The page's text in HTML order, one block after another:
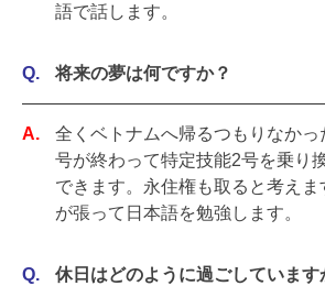
語で話します。
将来の夢は何ですか？
全くベトナムへ帰るつもりなか
号が終わって特定技能2号を乗り
できます。永住権も取ると考えま
が張って日本語を勉強します。
休日はどのように過ごしています